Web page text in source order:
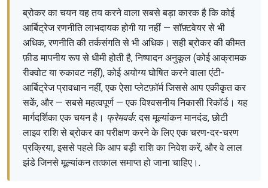
ब्रोकर का चयन यह तय करने वाला सबसे बड़ा कारक है कि कोई
आर्बिट्रेज रणनीति लाभदायक होगी या नहीं — सॉफ़्टवेयर से भी
अधिक, रणनीति की तर्कसंगति से भी अधिक। सही ब्रोकर की कीमत
फ़ीड मापनीय रूप से धीमी होती है, निष्पादन अनुकूल (कोई आक्रामक
रीक्वोट या रुकावट नहीं), कोई अयोग्य घोषित करने वाला एंटी-
आर्बिट्रेज प्रावधान नहीं, एक ऐसा प्लेटफ़ॉर्म जिससे आप एकीकृत कर
सकें, और — सबसे महत्वपूर्ण — एक विश्वसनीय निकासी रिकॉर्ड। यह
मार्गदर्शिका एक चयन है। फ्रेमवर्क: दस मूल्यांकन मानदंड, छोटी
लाइव राशि से ब्रोकर का परीक्षण करने के लिए एक चरण-दर-चरण
प्रक्रिया, इससे पहले कि आप बड़ी राशि का निवेश करें, और वे लाल
झंडे जिनसे मूल्यांकन तत्काल समाप्त हो जाना चाहिए।.